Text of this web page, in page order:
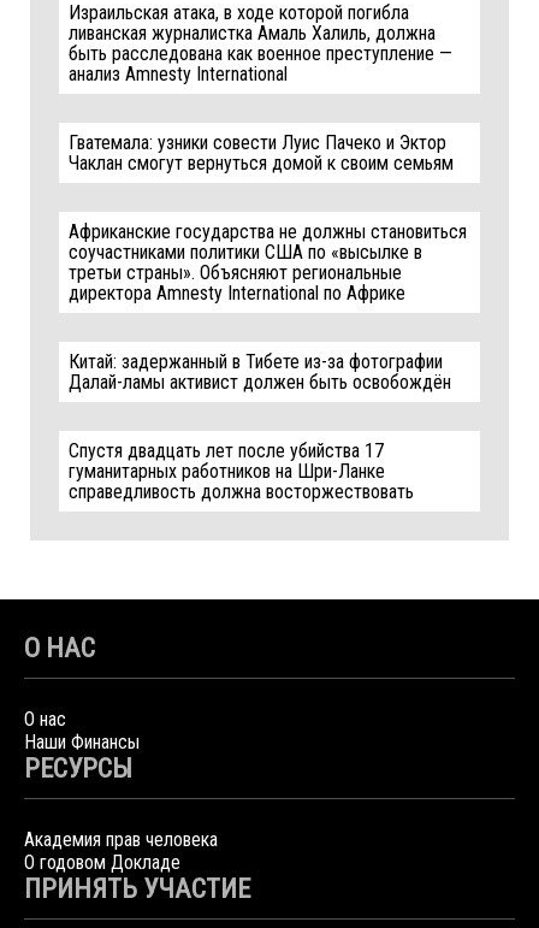
Израильская атака, в ходе которой погибла
ливанская журналистка Амаль Халиль, должна
быть расследована как военное преступление —
анализ Amnesty International
Гватемала: узники совести Луис Пачеко и Эктор
Чаклан смогут вернуться домой к своим семьям
Африканские государства не должны становиться
соучастниками политики США по «высылке в
третьи страны». Объясняют региональные
директора Amnesty International по Африке
Китай: задержанный в Тибете из-за фотографии
Далай-ламы активист должен быть освобождён
Спустя двадцать лет после убийства 17
гуманитарных работников на Шри-Ланке
справедливость должна восторжествовать
О НАС
О нас
Наши Финансы
РЕСУРСЫ
Академия прав человека
О годовом Докладе
ПРИНЯТЬ УЧАСТИЕ